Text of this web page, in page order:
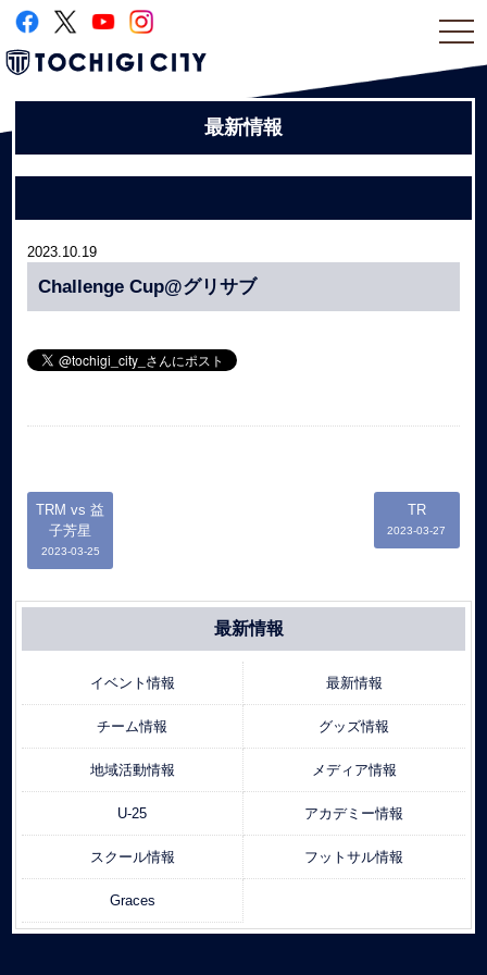
最新情報
2023.10.19
Challenge Cup@グリサブ
TRM vs 益
子芳星
2023-03-25
TR
2023-03-27
最新情報
イベント情報 最新情報
チーム情報 グッズ情報
地域活動情報 メディア情報
U-25 アカデミー情報
スクール情報 フットサル情報
Graces